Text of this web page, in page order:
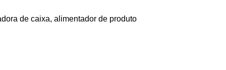
de caixa, alimentador de produto